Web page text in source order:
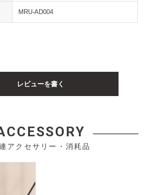
MRU-AD004
レビューを書く
アクセサリー・消耗品